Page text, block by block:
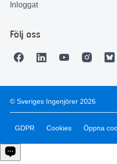
Inloggat
Följ oss
© Sveriges Ingenjörer 2026
GDPR Cookies Öppna